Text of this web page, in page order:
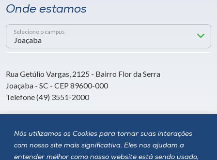
Nós utilizamos os Cookies para tornar suas interações
com nosso site mais significativa. Eles nos ajudam a
entender melhor como nosso website está sendo usado,
Onde estamos
Selecione o campus
Rua Getúlio Vargas, 2125 - Bairro Flor da Serra
Joaçaba - SC - CEP 89600-000
Telefone (49) 3551-2000
Siga a Unoesc